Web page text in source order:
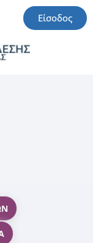
Είσοδος